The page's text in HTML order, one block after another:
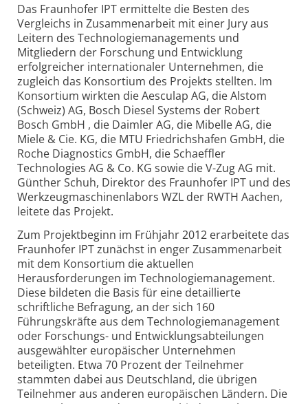
Das Fraunhofer IPT ermittelte die Besten des
Vergleichs in Zusammenarbeit mit einer Jury aus
Leitern des Technologiemanagements und
Mitgliedern der Forschung und Entwicklung
erfolgreicher internationaler Unternehmen, die
zugleich das Konsortium des Projekts stellten. Im
Konsortium wirkten die Aesculap AG, die Alstom
(Schweiz) AG, Bosch Diesel Systems der Robert
Bosch GmbH , die Daimler AG, die Mibelle AG, die
Miele & Cie. KG, die MTU Friedrichshafen GmbH, die
Roche Diagnostics GmbH, die Schaeffler
Technologies AG & Co. KG sowie die V-Zug AG mit.
Günther Schuh, Direktor des Fraunhofer IPT und des
Werkzeugmaschinenlabors WZL der RWTH Aachen,
leitete das Projekt.
Zum Projektbeginn im Frühjahr 2012 erarbeitete das
Fraunhofer IPT zunächst in enger Zusammenarbeit
mit dem Konsortium die aktuellen
Herausforderungen im Technologiemanagement.
Diese bildeten die Basis für eine detaillierte
schriftliche Befragung, an der sich 160
Führungskräfte aus dem Technologiemanagement
oder Forschungs- und Entwicklungsabteilungen
ausgewählter europäischer Unternehmen
beteiligten. Etwa 70 Prozent der Teilnehmer
stammten dabei aus Deutschland, die übrigen
Teilnehmer aus anderen europäischen Ländern. Die